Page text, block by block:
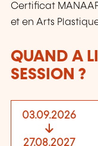
Certificat
et en Arts
QUAND A
SESSION ?
03.09.2026
27.08.2027